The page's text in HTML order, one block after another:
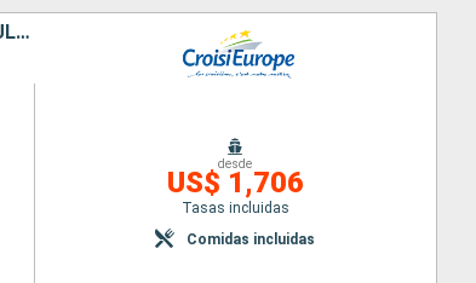
SPLENDEURS DE L'ART MAURESQUE - LES VILLES IMPÉRIALES DU MAROC (FORMULE PORT-PORT)
desde
US$ 1,706
Tasas incluidas
Comidas incluidas